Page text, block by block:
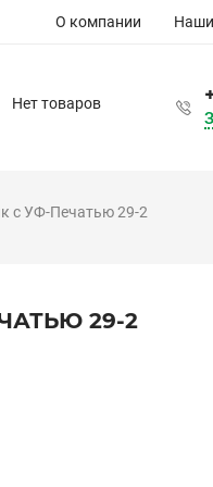
Основная
О компании
Нет товаров
с УФ-Печатью 29-2
29-2